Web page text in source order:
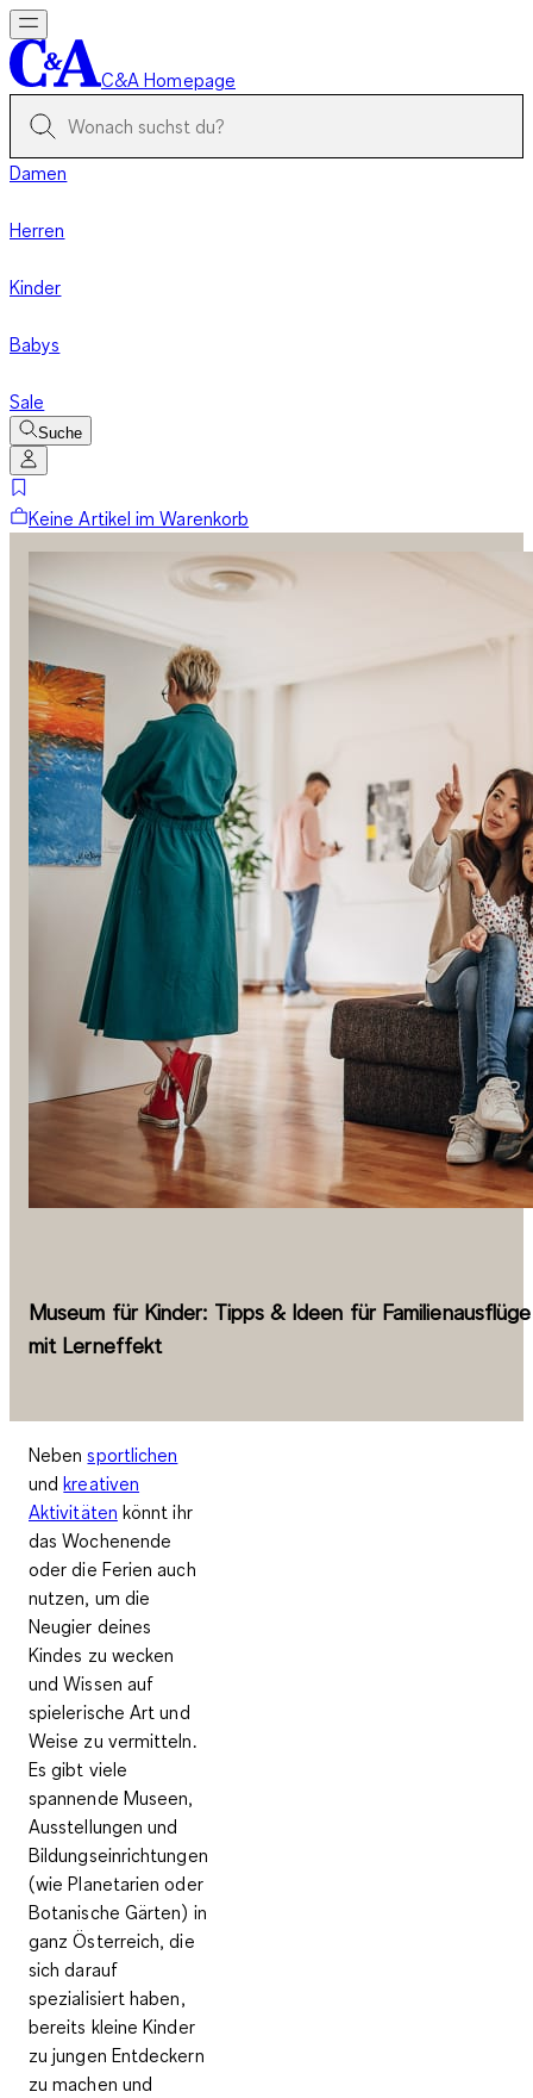
C&A Homepage
Damen
Herren
Kinder
Babys
Sale
Suche
Keine Artikel im Warenkorb
Museum für Kinder: Tipps & Ideen für Familienausflüge
mit Lerneffekt
Nebensportlichen
undkreativen
Aktivitäten könnt ihr
das Wochenende
oder die Ferien auch
nutzen, um die
Neugier deines
Kindes zu wecken
und Wissen auf
spielerische Art und
Weise zu vermitteln.
Es gibt viele
spannende Museen,
Ausstellungen und
Bildungseinrichtungen
(wie Planetarien oder
Botanische Gärten) in
ganz Österreich, die
sich darauf
spezialisiert haben,
bereits kleine Kinder
zu jungen Entdeckern
zu machen und